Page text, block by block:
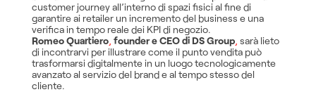
customer journey all’interno di spazi fisici al fine di
garantire ai retailer un incremento del business e una
verifica in tempo reale dei KPI di negozio.
Romeo Quartiero, founder e CEO di DS Group, sarà lieto
di incontrarvi per illustrare come il punto vendita può
trasformarsi digitalmente in un luogo tecnologicamente
avanzato al servizio del brand e al tempo stesso del
cliente.